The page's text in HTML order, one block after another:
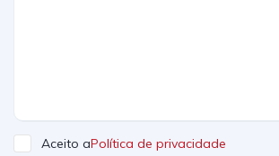
Aceito aPolítica de privacidade